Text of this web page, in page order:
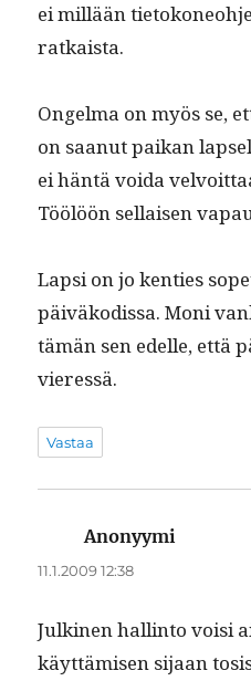
ei mil­lään
ratkaista.
Ongel­ma on myös se,
on saanut paikan
ei hän­tä voi­da
Töölöön sel­l­aisen
Lap­si on jo ken­ties
päiväkodis­sa. Moni
tämän sen edelle, että
vieressä.
Vastaa
Anonyymi
11.1.2009 12:38
Julki­nen hallinto voisi
käyt­tämisen sijaan